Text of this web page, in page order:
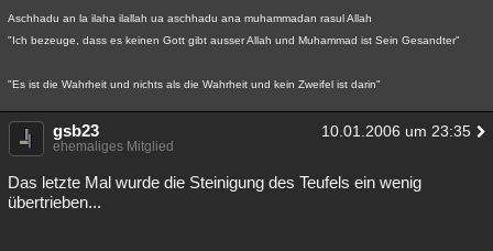
Aschhadu an la ilaha ilallah ua aschhadu ana muhammadan rasul Allah
"Ich bezeuge, dass es keinen Gott gibt ausser Allah und Muhammad ist Sein Gesandter"
"Es ist die Wahrheit und nichts als die Wahrheit und kein Zweifel ist darin"
gsb23 10.01.2006 um 23:35
ehemaliges Mitglied
Das letzte Mal wurde die Steinigung des Teufels ein wenig
übertrieben...